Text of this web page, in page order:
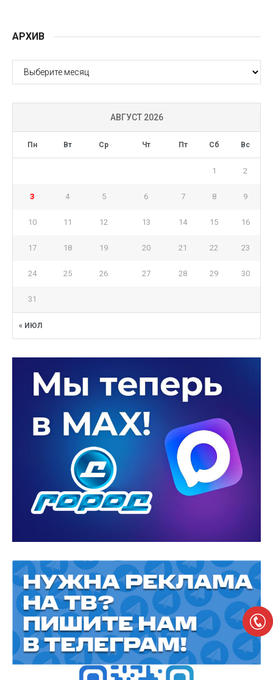
АРХИВ
АРХИВ
АВГУСТ 2026
Пн Вт Ср Чт Пт Сб Вс
« ИЮЛ
1 2
3 4 5 6 7 8 9
10 11 12 13 14 15 16
17 18 19 20 21 22 23
24 25 26 27 28 29 30
31